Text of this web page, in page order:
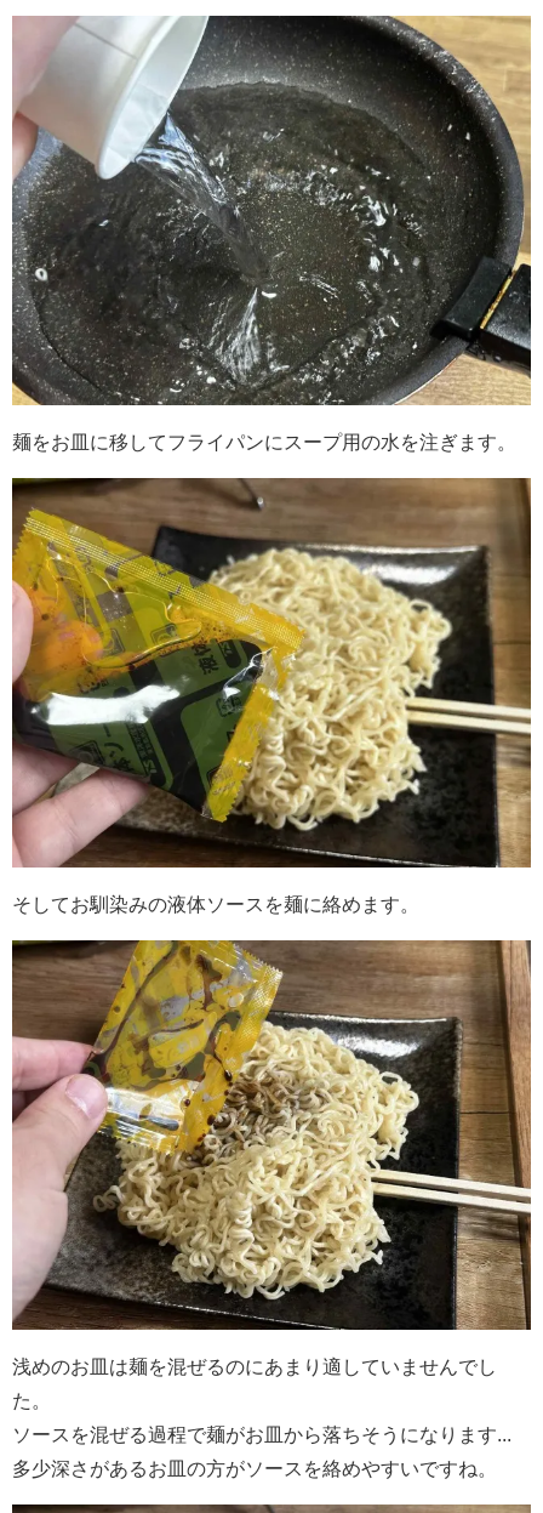
麺をお皿に移してフライパンにスープ用の水を注ぎます。
そしてお馴染みの液体ソースを麺に絡めます。
浅めのお皿は麺を混ぜるのにあまり適していませんでし
た。
ソースを混ぜる過程で麺がお皿から落ちそうになります...
多少深さがあるお皿の方がソースを絡めやすいですね。